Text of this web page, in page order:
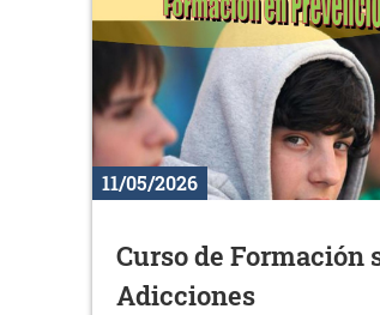
11/05/2026
Curso de Formación
Adicciones